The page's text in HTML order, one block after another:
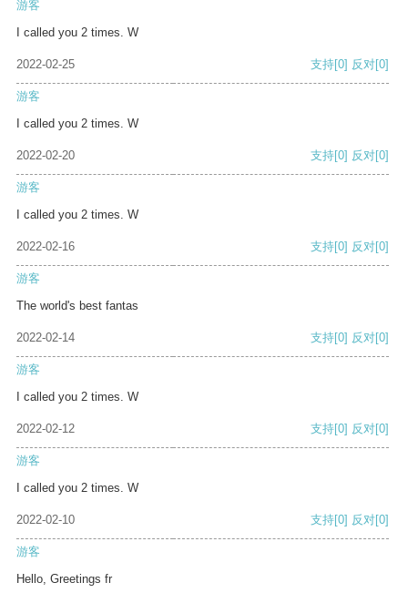
游客
I called you 2 times. W
2022-02-25 支持[0] 反对[0]
游客
I called you 2 times. W
2022-02-20 支持[0] 反对[0]
游客
I called you 2 times. W
2022-02-16 支持[0] 反对[0]
游客
The world's best fantas
2022-02-14 支持[0] 反对[0]
游客
I called you 2 times. W
2022-02-12 支持[0] 反对[0]
游客
I called you 2 times. W
2022-02-10 支持[0] 反对[0]
游客
Hello, Greetings fr